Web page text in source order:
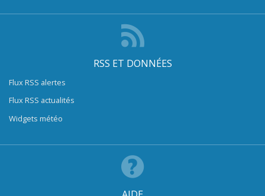
RSS ET DONNÉES
Flux RSS alertes
Flux RSS actualités
Widgets météo